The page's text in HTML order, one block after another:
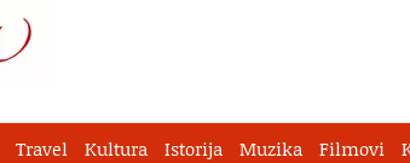
Travel Kultura Istorija Muzika Filmovi